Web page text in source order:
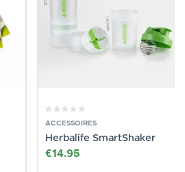
ACCESSOIRES
Herbalife SmartShaker
€14.95